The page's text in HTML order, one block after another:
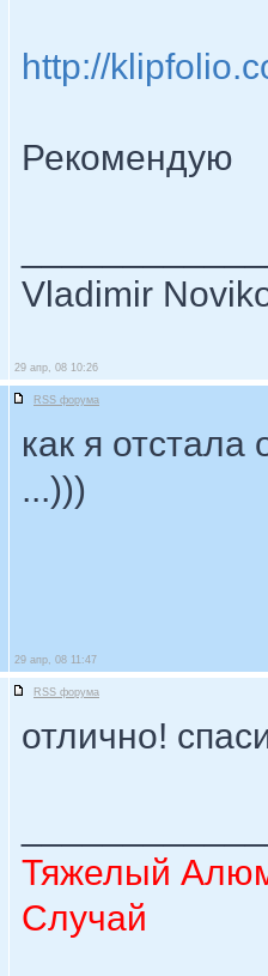
http://
Рекомендую
Vladimir
29 апр, 08 10:26
RSS форума
как я
...)))
29 апр, 08 11:47
RSS форума
отлично!
Тяжелый
Случай